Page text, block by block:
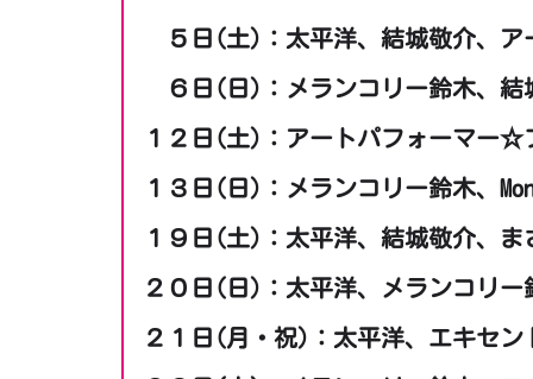
５日(土)：太平洋、結城敬介、
６日(日)：メランコリー鈴木、
１２日(土)：アートパフォーマー☆
１３日(日)：メランコリー鈴木、
１９日(土)：太平洋、結城敬介、ま
２０日(日)：太平洋、メランコリー
２１日(月・祝)：太平洋、エキセン